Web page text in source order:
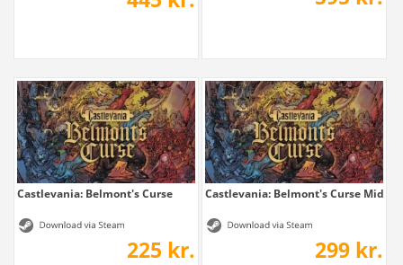
Castlevania: Belmont's Curse
225 kr.
Castlevania: Belmont's Curse
299 kr.